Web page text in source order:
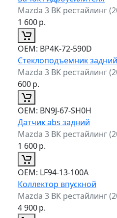
Mazda 3 BK рестайлинг
1 600р.
ОЕМ: BP4K-72-590D
Стеклоподъемник задний
Mazda 3 BK рестайлинг
600р.
ОЕМ: BN9J-67-SH0H
Датчик abs задний
Mazda 3 BK рестайлинг
1 600р.
ОЕМ: LF94-13-100A
Коллектор впускной
Mazda 3 BK рестайлинг
4 900р.